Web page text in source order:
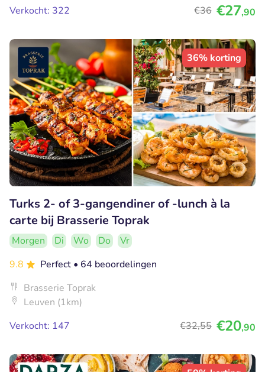
Verkocht: 322
€36 €27,90
36% korting
Turks 2- of 3-gangendiner of -lunch à la
carte bij Brasserie Toprak
Morgen Di Wo Do
Vr
9.8
Perfect • 64 beoordelingen
Brasserie Toprak
Leuven (1km)
Verkocht: 147
€32,55 €20,90